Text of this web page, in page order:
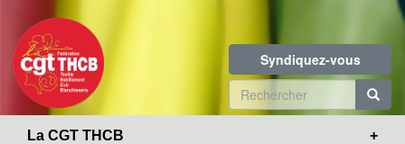
contenu
principal
Syndiquez-vous
Formulaire
de
La CGT THCB